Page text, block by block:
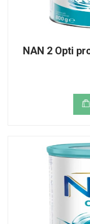
NAN 2 Opti